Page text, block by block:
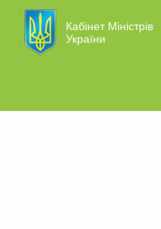
Кабінет Міністрів
України